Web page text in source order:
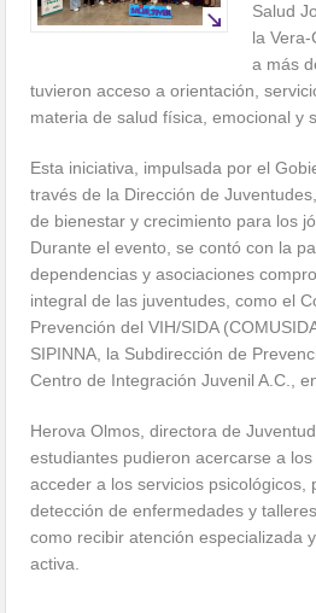
Salud
la
a más
tuvieron acceso a orientación,
materia de salud física, emocional y
Esta iniciativa, impulsada por el
través de la Dirección de
de bienestar y crecimiento para los
Durante el evento, se contó con la
dependencias y asociaciones
integral de las juventudes, como el
Prevención del VIH/SIDA
SIPINNA, la Subdirección de
Centro de Integración Juvenil A.C.,
Herova Olmos, directora de
estudiantes pudieron acercarse a
acceder a los servicios psicológicos,
detección de enfermedades y
como recibir atención especializada
activa.